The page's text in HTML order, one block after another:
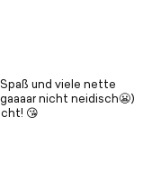
und viele nette
nicht neidisch😬)
😘